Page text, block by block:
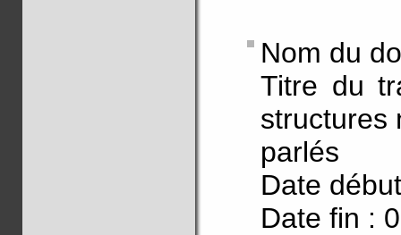
Nom du
Titre du
structures
parlés
Date
Date fin :